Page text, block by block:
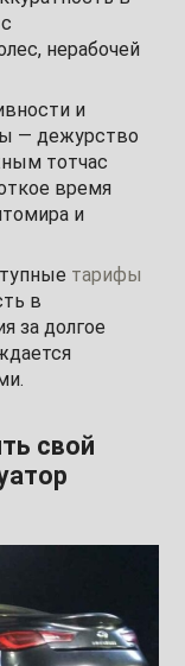
нерабочей
и
— дежурство
тотчас
время
и
тарифы
в
за долгое
свой